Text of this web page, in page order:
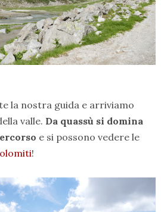
la nostra guida e arriviamo
valle. Da quassù si domina
e si possono vedere le
!